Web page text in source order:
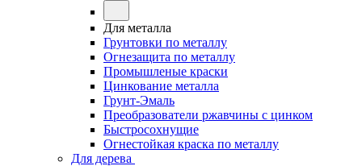
Для металла
Грунтовки по металлу
Огнезащита по металлу
Промышленые краски
Цинкование металла
Грунт-Эмаль
Преобразователи ржавчины с цинком
Быстросохнущие
Огнестойкая краска по металлу
Для дерева